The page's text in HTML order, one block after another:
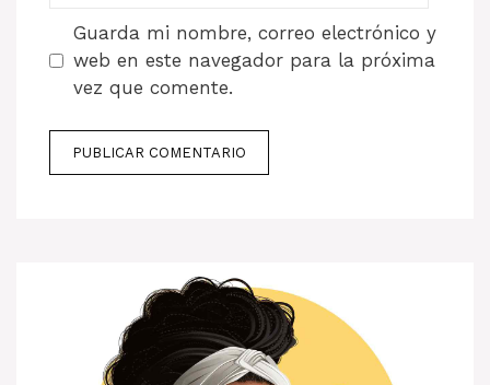
Guarda mi nombre, correo electrónico y
web en este navegador para la próxima
vez que comente.